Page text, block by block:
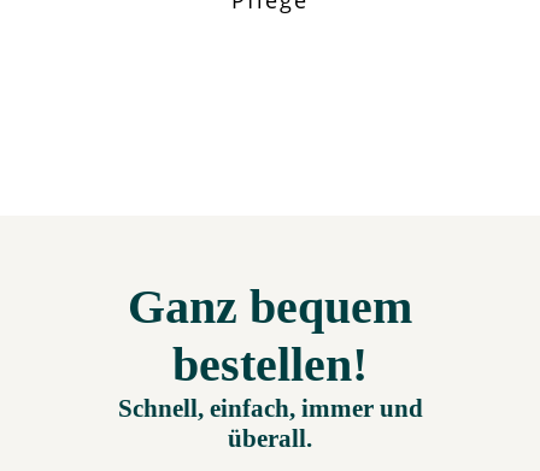
Ganz bequem
bestellen!
Schnell, einfach, immer und
überall.